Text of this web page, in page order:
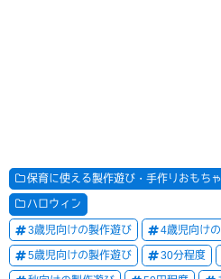
保育に使える製作遊び・手作りおもち
ハロウィン
3歳児向けの製作遊び 4歳児向け
5歳児向けの製作遊び 30分程度